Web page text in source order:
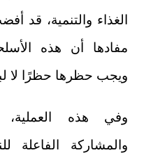
الغذاء والتنمية، قد
مفادها أن هذه
ويجب حظرها حظرًا لا
وفي هذه
والمشاركة الفاعلة